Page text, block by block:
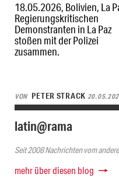
18.05.2026, Bolivien, La
Regierungskritischen
Demonstranten in La Paz
stoßen mit der Polizei
zusammen.
VON PETER STRACK
latin@rama
Seit 2008 Nachrichten vom
mehr über diesen blog